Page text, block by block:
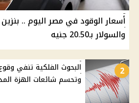
والسولار بـ20.50 جنيه
2
البحوث الفلكية تنفي
وتحسم شائعات الهزة